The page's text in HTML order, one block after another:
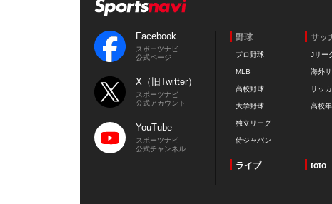
Facebook
スポーツナビ
公式ページ
X（旧Twitter）
スポーツナビ
公式アカウント
YouTube
スポーツナビ
公式チャンネル
野球
プロ野球
MLB
高校野球
大学野球
独立リーグ
侍ジャパン
サッ
Jリー
海外
サッ
高校
ライブ toto